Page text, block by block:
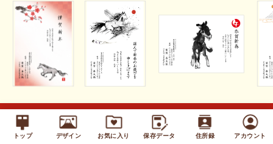
トップ デザイン お気に入り 保存データ 住所録 アカウント
キッズ ぜんぶ見る